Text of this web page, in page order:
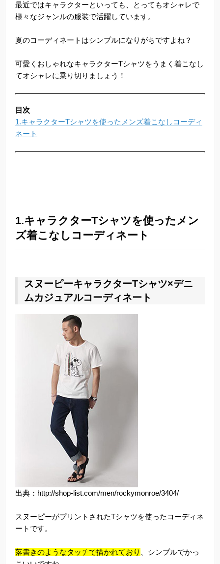
最近ではキャラクターといっても、とってもオシャレで
様々なジャンルの服装で活躍しています。
夏のコーディネートはシンプルになりがちですよね？
可愛くおしゃれなキャラクターTシャツをうまく着こなし
てオシャレに乗り切りましょう！
目次
1.キャラクターTシャツを使ったメンズ着こなしコーディ
ネート
1.キャラクターTシャツを使ったメン
ズ着こなしコーディネート
スヌーピーキャラクターTシャツ×デニ
ムカジュアルコーディネート
出典：http://shop-list.com/men/rockymonroe/3404/
スヌーピーがプリントされたTシャツを使ったコーディネ
ートです。
落書きのようなタッチで描かれており
、シンプルでかっ